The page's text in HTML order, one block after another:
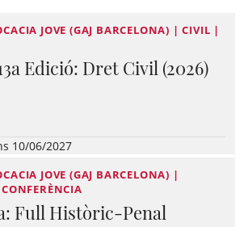
JOVE (GAJ BARCELONA) | CIVIL |
Edició: Dret Civil (2026)
10/06/2027
JOVE (GAJ BARCELONA) |
Full Històric-Penal